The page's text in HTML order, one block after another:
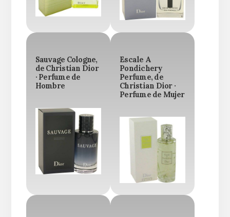
Sauvage Cologne,
de Christian Dior
· Perfume de
Hombre
Escale A
Pondichery
Perfume, de
Christian Dior ·
Perfume de Mujer